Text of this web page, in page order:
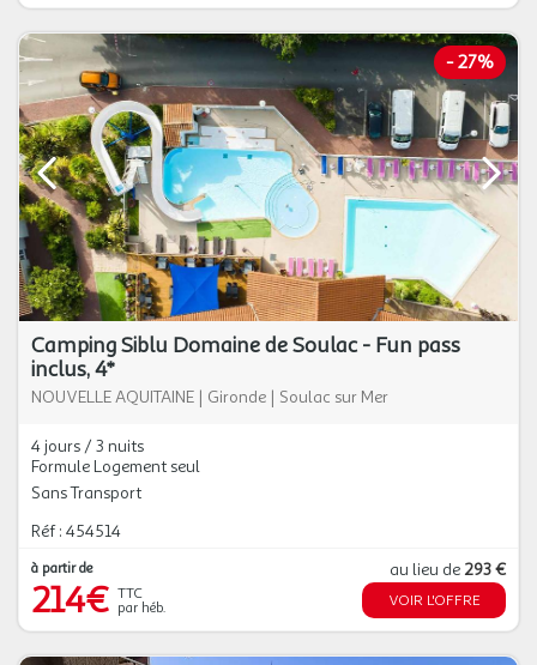
- 27%
Camping Siblu Domaine de Soulac - Fun pass
inclus, 4*
NOUVELLE AQUITAINE | Gironde | Soulac sur Mer
4 jours / 3 nuits
Formule Logement seul
Sans Transport
Réf : 454514
à partir de
214€ TTC
par héb.
au lieu de 293 €
VOIR L'OFFRE